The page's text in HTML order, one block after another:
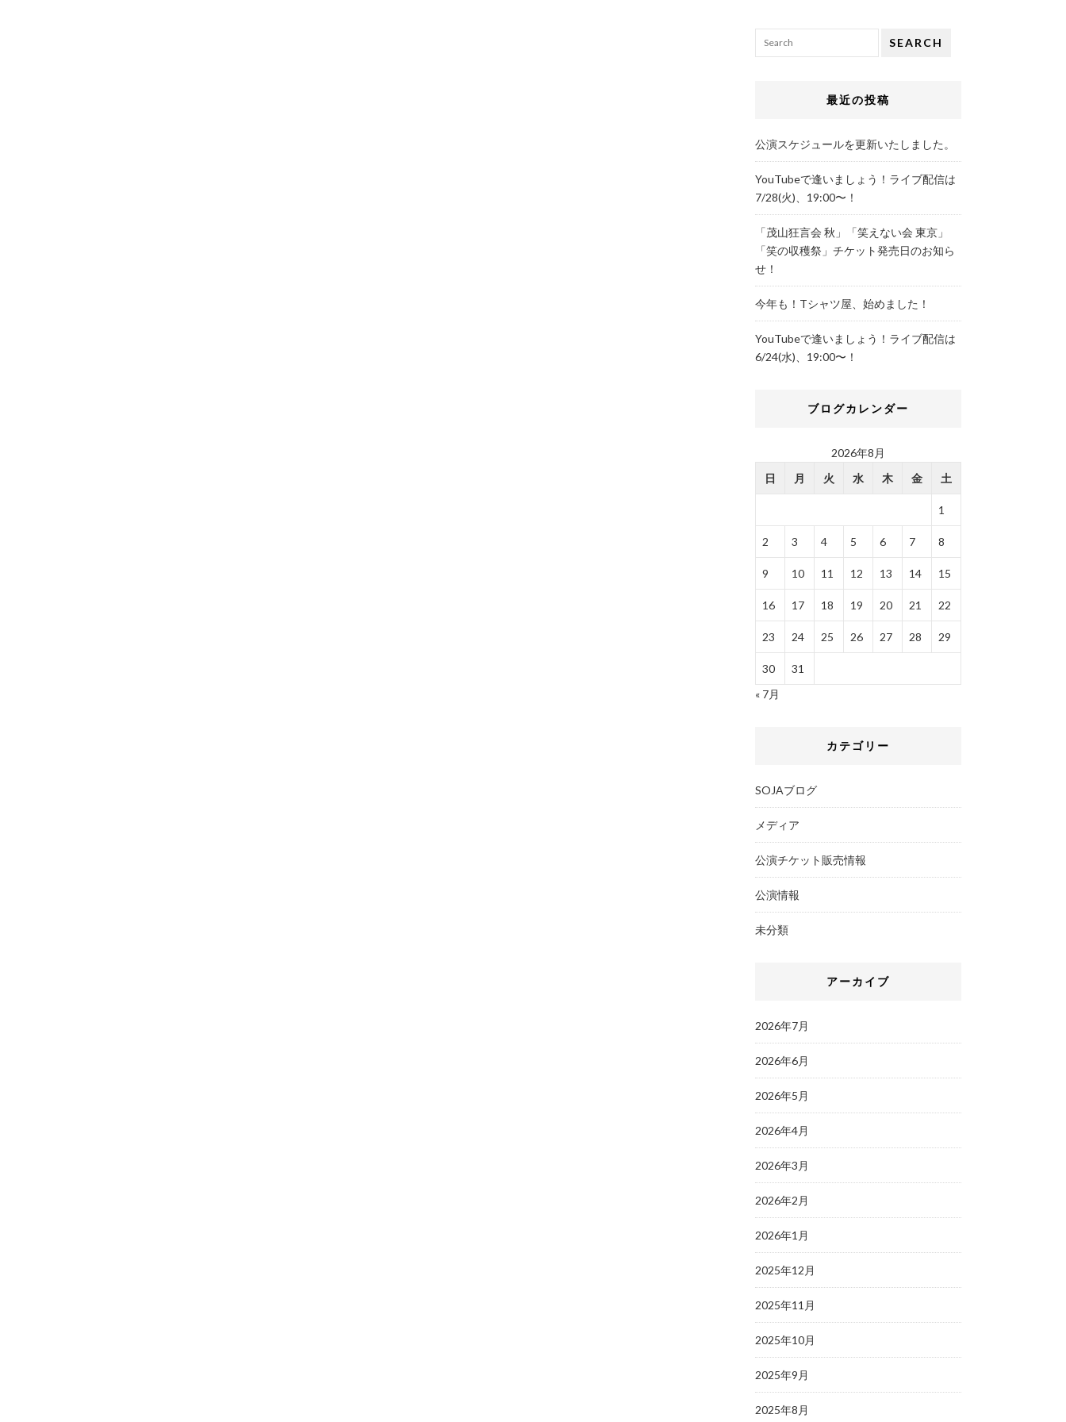
SEARCH
最近の投稿
公演スケジュールを更新いたしました。
YouTubeで逢いましょう！ライブ配信は
7/28(火)、19:00〜！
「茂山狂言会 秋」「笑えない会 東京」
「笑の収穫祭」チケット発売日のお知ら
せ！
今年も！Tシャツ屋、始めました！
YouTubeで逢いましょう！ライブ配信は
6/24(水)、19:00〜！
ブログカレンダー
2026年8月
日
月 火 水 木 金 土
1
2 3 4 5 6 7 8
9 10 11 12 13 14 15
16 17 18 19 20 21 22
23 24 25 26 27 28 29
30
31
« 7月
カテゴリー
SOJAブログ
メディア
公演チケット販売情報
公演情報
未分類
アーカイブ
2026年7月
2026年6月
2026年5月
2026年4月
2026年3月
2026年2月
2026年1月
2025年12月
2025年11月
2025年10月
2025年9月
2025年8月